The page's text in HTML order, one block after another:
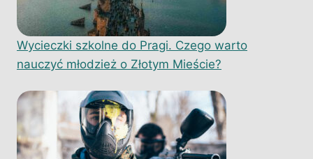
Wycieczki szkolne do Pragi. Czego warto
nauczyć młodzież o Złotym Mieście?